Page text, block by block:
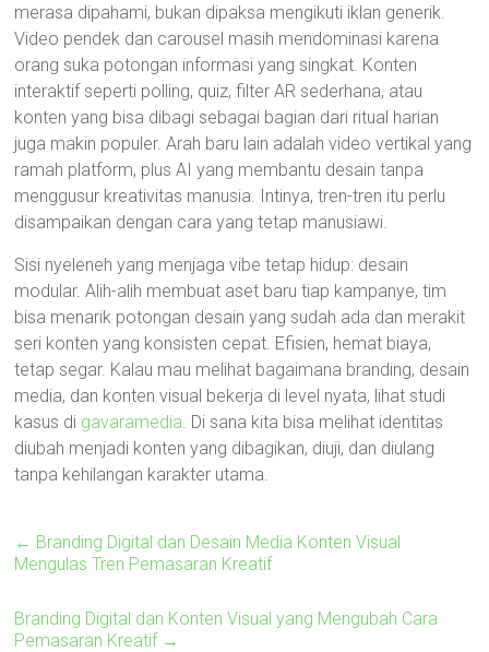
merasa dipahami, bukan dipaksa mengikuti iklan generik.
Video pendek dan carousel masih mendominasi karena
orang suka potongan informasi yang singkat. Konten
interaktif seperti polling, quiz, filter AR sederhana, atau
konten yang bisa dibagi sebagai bagian dari ritual harian
juga makin populer. Arah baru lain adalah video vertikal yang
ramah platform, plus AI yang membantu desain tanpa
menggusur kreativitas manusia. Intinya, tren-tren itu perlu
disampaikan dengan cara yang tetap manusiawi.
Sisi nyeleneh yang menjaga vibe tetap hidup: desain
modular. Alih-alih membuat aset baru tiap kampanye, tim
bisa menarik potongan desain yang sudah ada dan merakit
seri konten yang konsisten cepat. Efisien, hemat biaya,
tetap segar. Kalau mau melihat bagaimana branding, desain
media, dan konten visual bekerja di level nyata, lihat studi
kasus di gavaramedia. Di sana kita bisa melihat identitas
diubah menjadi konten yang dibagikan, diuji, dan diulang
tanpa kehilangan karakter utama.
← Branding Digital dan Desain Media Konten Visual
Mengulas Tren Pemasaran Kreatif
Branding Digital dan Konten Visual yang Mengubah Cara
Pemasaran Kreatif →